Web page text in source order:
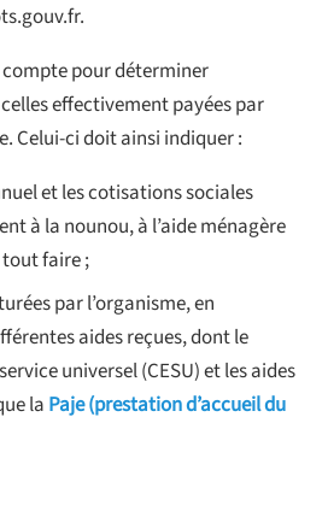
compte pour déterminer
effectivement payées par
Celui-ci doit ainsi indiquer :
et les cotisations sociales
à la nounou, à l’aide ménagère
tout faire ;
par l’organisme, en
aides reçues, dont le
universel (CESU) et les aides
la Paje (prestation d’accueil du